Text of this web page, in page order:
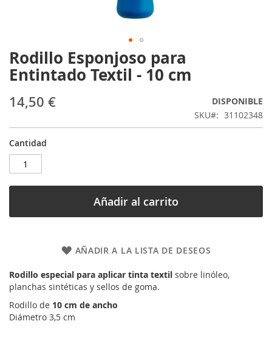
Rodillo Esponjoso para
Entintado Textil - 10 cm
14,50 €
DISPONIBLE
SKU
31102348
Cantidad
Añadir al carrito
AÑADIR A LA LISTA DE DESEOS
Rodillo especial para aplicar tinta textil sobre linóleo,
planchas sintéticas y sellos de goma.
Rodillo de 10 cm de ancho
Diámetro 3,5 cm
Saltar
al
comienzo
la
de
imágenes